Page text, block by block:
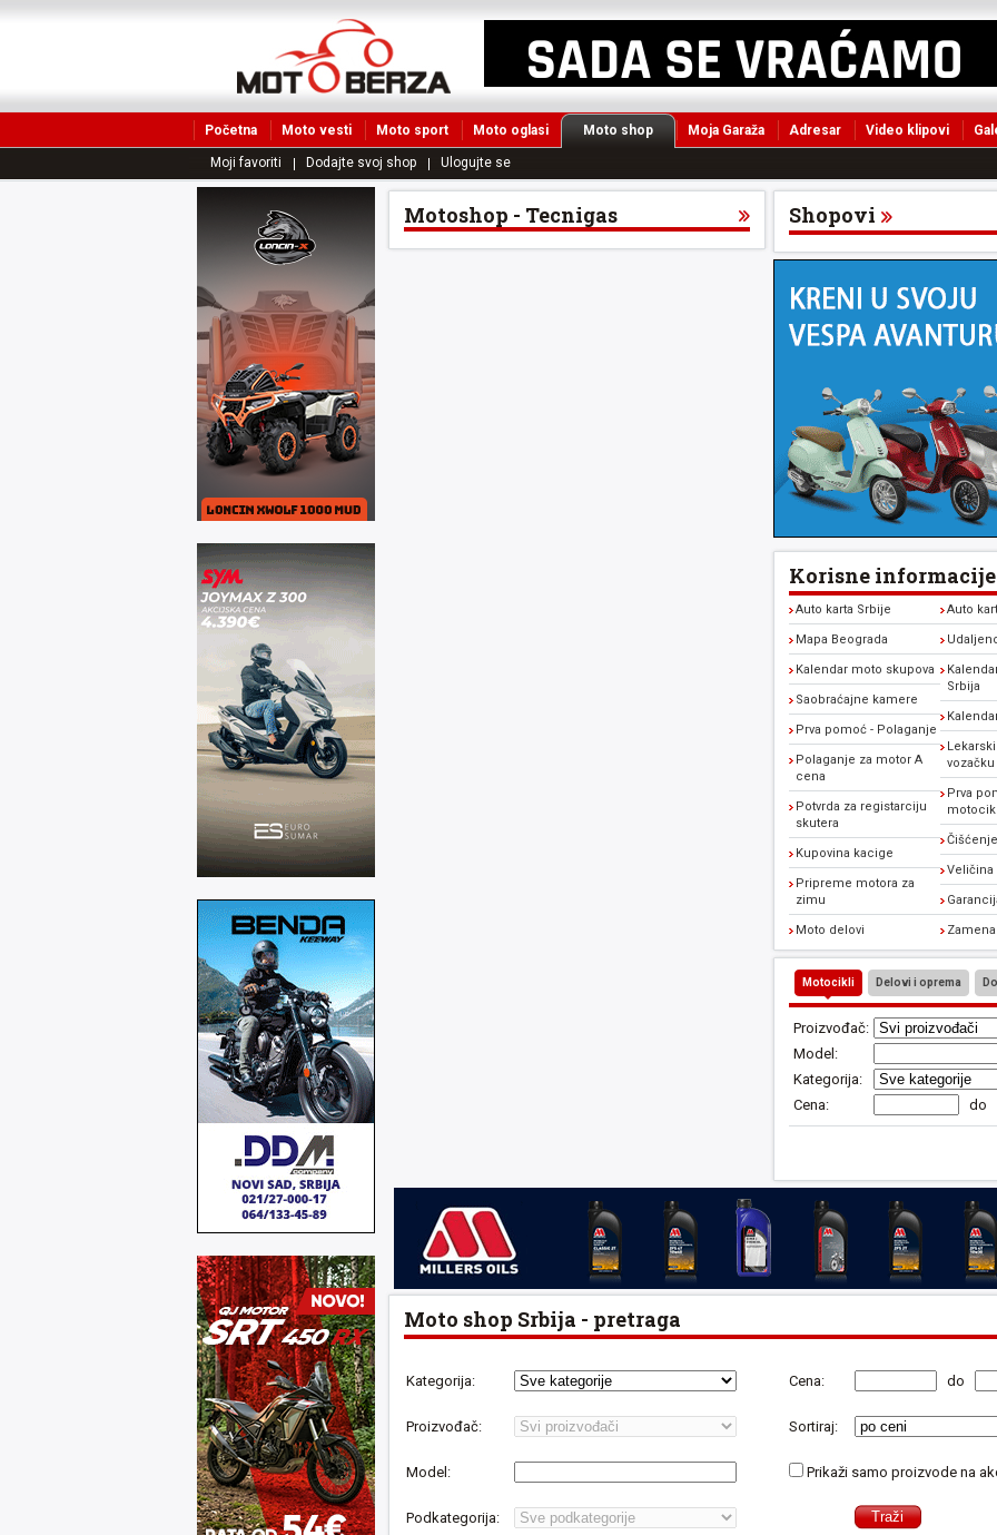
Početna Moto vesti Moto sport Moto oglasi Moto shop Moja Garaža Adresar Video klipovi
Moji favoriti Dodajte svoj shop Ulogujte se
Motoshop - Tecnigas Shopovi
Korisne informacije
Auto karta Srbije
Mapa Beograda
Kalendar moto skupova
Saobraćajne kamere
Prva pomoć - Polaganje
Polaganje za motor A
cena
Potvrda za registarciju
skutera
Kupovina kacige
Pripreme motora za
zimu
Moto delovi
Auto
Srbija
Prva
Veličina
Motocikli Delovi i oprema
Proizvođač:
Model:
Kategorija:
Cena:
do
Moto shop Srbija - pretraga
Kategorija: Cena: do
Proizvođač: Sortiraj:
Model: Prikaži samo proizvode na
Podkategorija: